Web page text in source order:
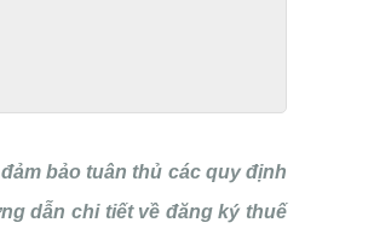
bảo tuân thủ các quy định
dẫn chi tiết về đăng ký thuế